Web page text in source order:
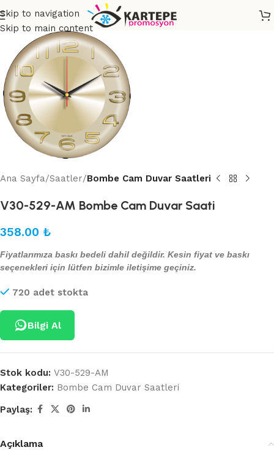
Skip to navigation
Skip to main content
Ana Sayfa Saatler Bombe Cam Duvar Saatleri
V30-529-AM Bombe Cam Duvar Saati
358.00 ₺
Fiyatlarımıza baskı bedeli dahil değildir. Kesin fiyat ve baskı
seçenekleri için lütfen bizimle iletişime geçiniz.
720 adet stokta
Bilgi Al
Stok kodu: V30-529-AM
Kategoriler: Bombe Cam Duvar Saatleri
Paylaş:
Açıklama